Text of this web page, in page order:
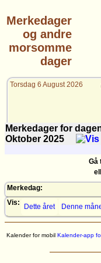
Merkedager
og andre
morsomme
dager
Torsdag 6 August 2026
Merkedager for
Oktober 2025
Gå
Merkedag:
Vis:
Dette året Denne
Kalender for mobil Kalender-app